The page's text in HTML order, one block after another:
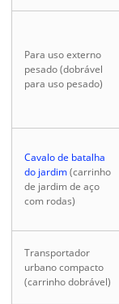
Para uso externo
pesado (dobrável
para uso pesado)
Cavalo de batalha
do jardim(carrinho
de jardim de aço
com rodas)
Transportador
urbano compacto
(carrinho dobrável)